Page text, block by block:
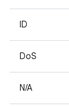
ID
DoS
N/A